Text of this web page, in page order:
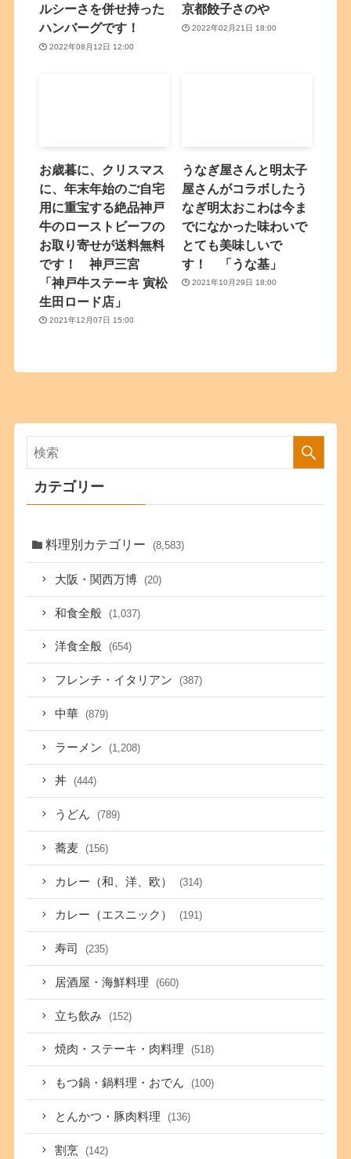
ルシーさを併せ持った
ハンバーグです！
2022年08月12日 12:00
京都餃子さのや
2022年02月21日 18:00
お歳暮に、クリスマス
に、年末年始のご自宅
用に重宝する絶品神戸
牛のローストビーフの
お取り寄せが送料無料
です！ 神戸三宮
「神戸牛ステーキ 寅松
生田ロード店」
2021年12月07日 15:00
うなぎ屋さんと明太子
屋さんがコラボしたう
なぎ明太おこわは今ま
でになかった味わいで
とても美味しいで
す！ 「うな基」
2021年10月29日 18:00
カテゴリー
料理別カテゴリー (8,583)
大阪・関西万博 (20)
和食全般 (1,037)
洋食全般 (654)
フレンチ・イタリアン (387)
中華 (879)
ラーメン (1,208)
丼 (444)
うどん (789)
蕎麦 (156)
カレー（和、洋、欧） (314)
カレー（エスニック） (191)
寿司 (235)
居酒屋・海鮮料理 (660)
立ち飲み (152)
焼肉・ステーキ・肉料理 (518)
もつ鍋・鍋料理・おでん (100)
とんかつ・豚肉料理 (136)
割烹 (142)